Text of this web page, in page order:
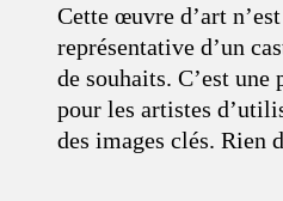
Cette œuvre d’art
représentative d’un
de souhaits. C’est une
pour les artistes
des images clés. Rien